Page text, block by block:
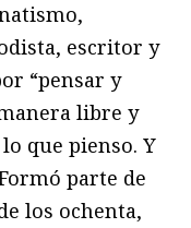
escritor y
“pensar y
libre y
que pienso. Y
parte de
los ochenta,